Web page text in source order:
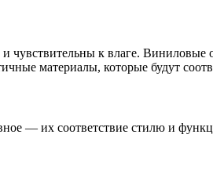
к влаге. Виниловые
материалы, которые будут
— их соответствие стилю и